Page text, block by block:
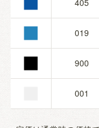
405
■ 019
■ 900
■ 001